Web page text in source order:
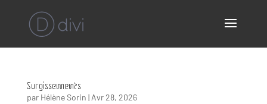
Surgissements
par Hélène Sorin | Avr 28, 2026